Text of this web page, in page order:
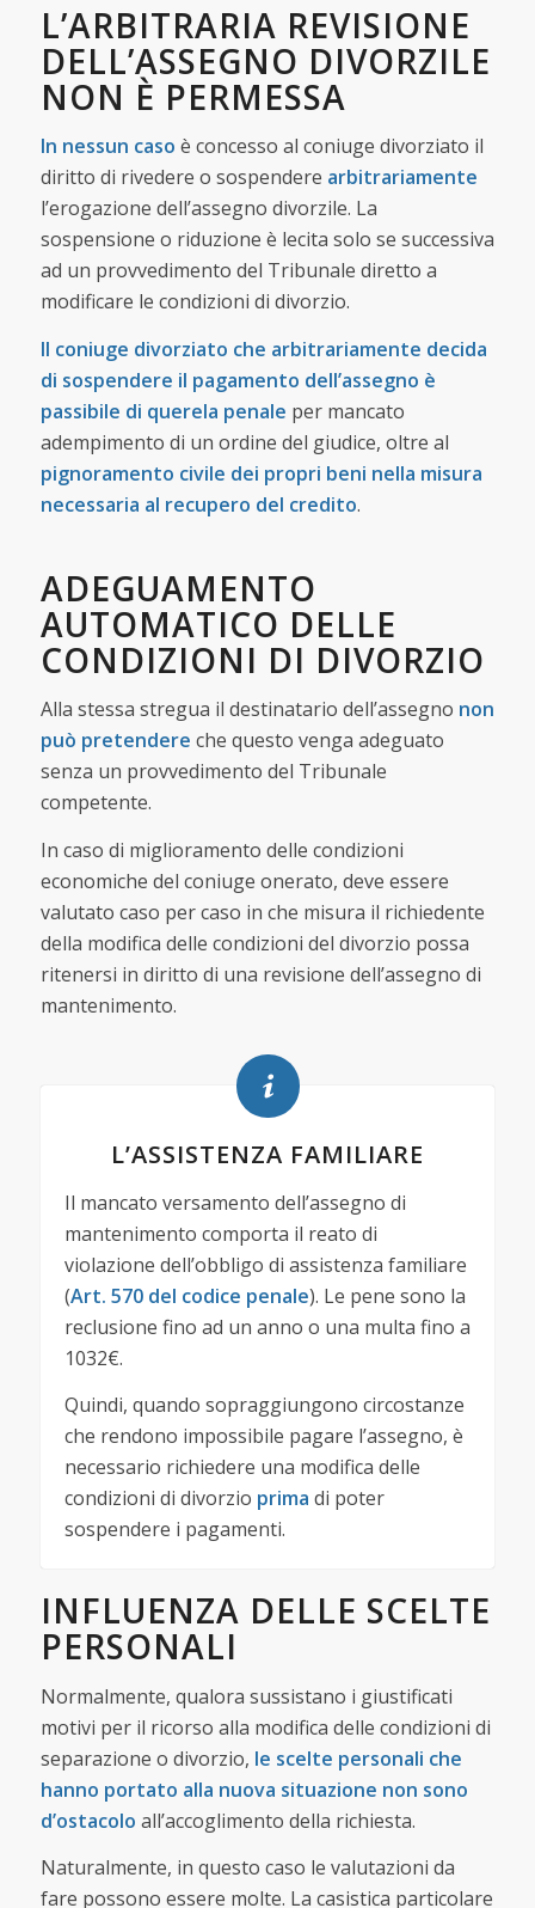
L’ARBITRARIA REVISIONE
DELL’ASSEGNO DIVORZILE
NON È PERMESSA
In nessun caso è concesso al coniuge divorziato il
diritto di rivedere o sospendere arbitrariamente
l’erogazione dell’assegno divorzile. La
sospensione o riduzione è lecita solo se successiva
ad un provvedimento del Tribunale diretto a
modificare le condizioni di divorzio.
Il coniuge divorziato che arbitrariamente decida
di sospendere il pagamento dell’assegno è
passibile di querela penale per mancato
adempimento di un ordine del giudice, oltre al
pignoramento civile dei propri beni nella misura
necessaria al recupero del credito.
ADEGUAMENTO
AUTOMATICO DELLE
CONDIZIONI DI DIVORZIO
Alla stessa stregua il destinatario dell’assegno non
può pretendere che questo venga adeguato
senza un provvedimento del Tribunale
competente.
In caso di miglioramento delle condizioni
economiche del coniuge onerato, deve essere
valutato caso per caso in che misura il richiedente
della modifica delle condizioni del divorzio possa
ritenersi in diritto di una revisione dell’assegno di
mantenimento.
L’ASSISTENZA FAMILIARE
Il mancato versamento dell’assegno di
mantenimento comporta il reato di
violazione dell’obbligo di assistenza familiare
(Art. 570 del codice penale). Le pene sono la
reclusione fino ad un anno o una multa fino a
1032€.
Quindi, quando sopraggiungono circostanze
che rendono impossibile pagare l’assegno, è
necessario richiedere una modifica delle
condizioni di divorzio prima di poter
sospendere i pagamenti.
INFLUENZA DELLE SCELTE
PERSONALI
Normalmente, qualora sussistano i giustificati
motivi per il ricorso alla modifica delle condizioni di
separazione o divorzio, le scelte personali che
hanno portato alla nuova situazione non sono
d’ostacolo all’accoglimento della richiesta.
Naturalmente, in questo caso le valutazioni da
fare possono essere molte. La casistica particolare